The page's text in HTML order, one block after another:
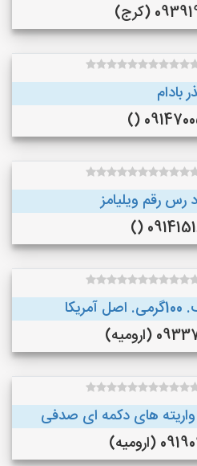
(کرج)
بادام
رس رقم ویلیامز
های دکمه ای صدفی